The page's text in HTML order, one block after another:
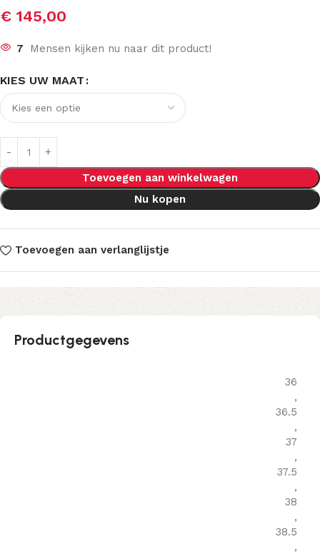
€ 145,00
7 Mensen kijken nu naar dit product!
KIES UW MAAT
Toevoegen aan winkelwagen
Nu kopen
Toevoegen aan verlanglijstje
Productgegevens
36
,
36.5
,
37
,
37.5
,
38
,
38.5
,